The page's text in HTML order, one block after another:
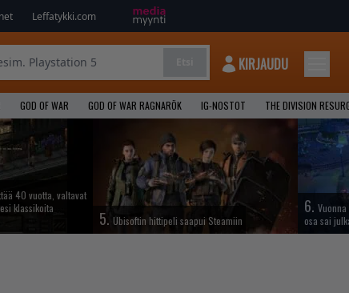
Leffatykki.com
KIRJAUDU
GOD OF WAR GOD OF WAR RAGNARÖK IG-NOSTOT THE DIVISION
40 vuotta, valtavat
klassikoita
5. Ubisoftin hittipeli saapui Steamiin
6.
osa sai